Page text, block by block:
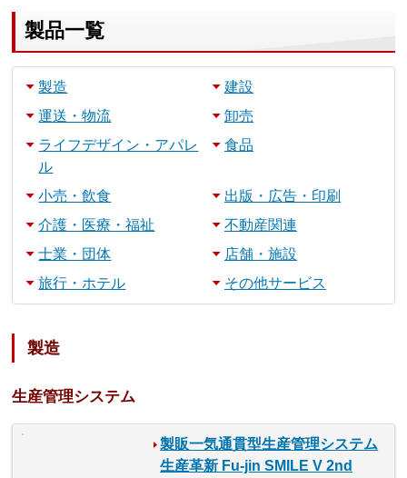
製品一覧
製造
建設
運送・物流
卸売
ライフデザイン・アパレ
ル
食品
小売・飲食
出版・広告・印刷
介護・医療・福祉
不動産関連
士業・団体
店舗・施設
旅行・ホテル
その他サービス
製造
生産管理システム
製販一気通貫型生産管理システム
生産革新 Fu-jin SMILE V 2nd